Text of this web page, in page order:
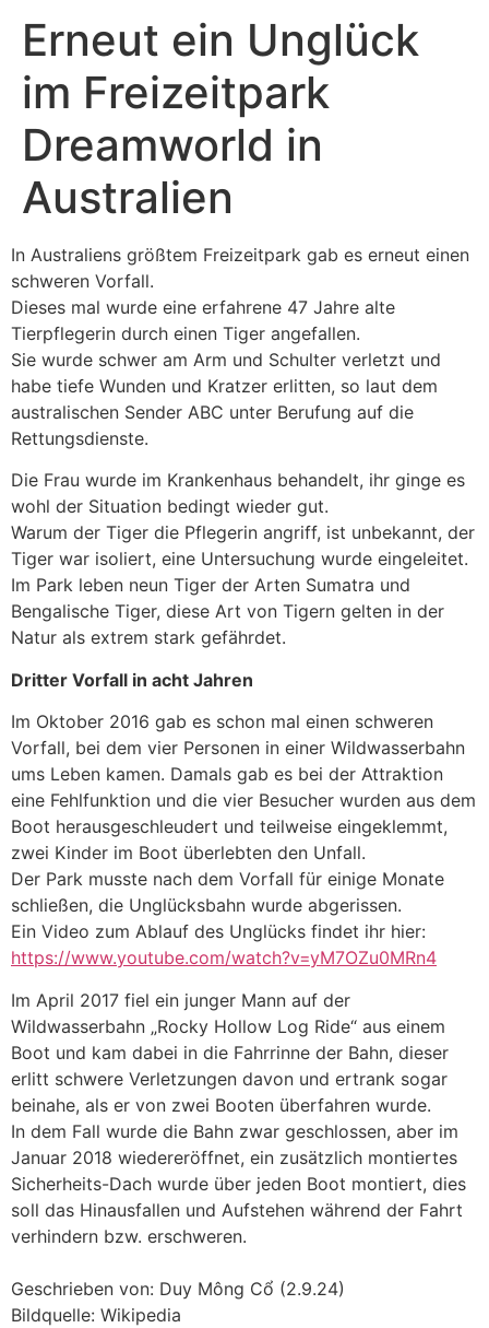
Erneut ein Unglück
im Freizeitpark
Dreamworld in
Australien
In Australiens größtem Freizeitpark gab es erneut einen
schweren Vorfall.
Dieses mal wurde eine erfahrene 47 Jahre alte
Tierpflegerin durch einen Tiger angefallen.
Sie wurde schwer am Arm und Schulter verletzt und
habe tiefe Wunden und Kratzer erlitten, so laut dem
australischen Sender ABC unter Berufung auf die
Rettungsdienste.
Die Frau wurde im Krankenhaus behandelt, ihr ginge es
wohl der Situation bedingt wieder gut.
Warum der Tiger die Pflegerin angriff, ist unbekannt, der
Tiger war isoliert, eine Untersuchung wurde eingeleitet.
Im Park leben neun Tiger der Arten Sumatra und
Bengalische Tiger, diese Art von Tigern gelten in der
Natur als extrem stark gefährdet.
Dritter Vorfall in acht Jahren
Im Oktober 2016 gab es schon mal einen schweren
Vorfall, bei dem vier Personen in einer Wildwasserbahn
ums Leben kamen. Damals gab es bei der Attraktion
eine Fehlfunktion und die vier Besucher wurden aus dem
Boot herausgeschleudert und teilweise eingeklemmt,
zwei Kinder im Boot überlebten den Unfall.
Der Park musste nach dem Vorfall für einige Monate
schließen, die Unglücksbahn wurde abgerissen.
Ein Video zum Ablauf des Unglücks findet ihr hier:
https://www.youtube.com/watch?v=yM7OZu0MRn4
Im April 2017 fiel ein junger Mann auf der
Wildwasserbahn „Rocky Hollow Log Ride“ aus einem
Boot und kam dabei in die Fahrrinne der Bahn, dieser
erlitt schwere Verletzungen davon und ertrank sogar
beinahe, als er von zwei Booten überfahren wurde.
In dem Fall wurde die Bahn zwar geschlossen, aber im
Januar 2018 wiedereröffnet, ein zusätzlich montiertes
Sicherheits-Dach wurde über jeden Boot montiert, dies
soll das Hinausfallen und Aufstehen während der Fahrt
verhindern bzw. erschweren.
Geschrieben von: Duy Mông Cổ (2.9.24)
Bildquelle: Wikipedia